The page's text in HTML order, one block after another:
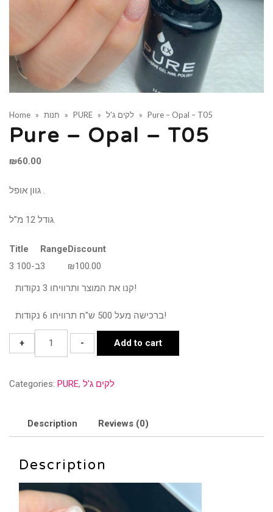
Home » חנות » PURE » לקים ג'ל » Pure – Opal – T05
Pure – Opal – T05
₪60.00
גוון אופל .
גודל 12 מ”ל.
Title RangeDiscount
3 ב-1003 ₪100.00
קנו את המוצר ותרוויחו 3 נקודות!
ברכישה מעל 500 ש"ח תרוויחו 6 נקודות!
+
Pure
-
-
quantity
- Add to cart
Categories: PURE, לקים ג'ל
Description Reviews (0)
Description